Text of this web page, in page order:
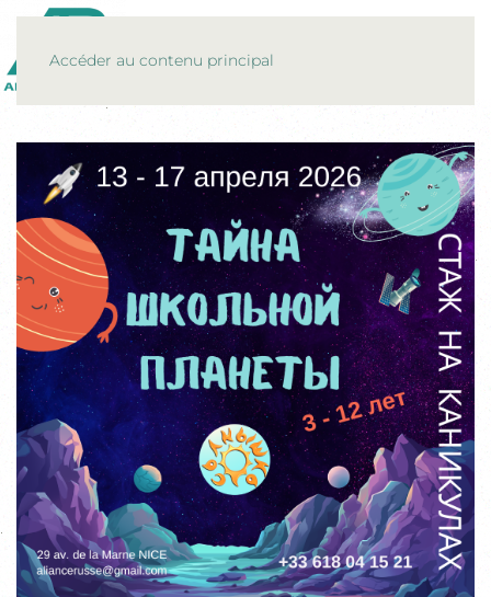
Accéder au contenu principal